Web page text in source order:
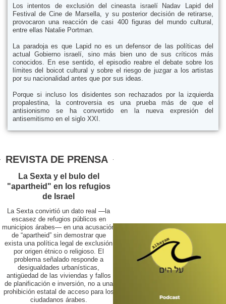
Los intentos de exclusión del cineasta israelí Nadav Lapid del
Festival de Cine de Marsella, y su posterior decisión de retirarse,
provocaron una reacción de casi 400 figuras del mundo cultural,
entre ellas Natalie Portman.
La paradoja es que Lapid no es un defensor de las políticas del
actual Gobierno israelí, sino más bien uno de sus críticos más
conocidos. En ese sentido, el episodio reabre el debate sobre los
límites del boicot cultural y sobre el riesgo de juzgar a los artistas
por su nacionalidad antes que por sus ideas.
Porque si incluso los disidentes son rechazados por la izquierda
propalestina, la controversia es una prueba más de que el
antisionismo se ha convertido en la nueva expresión del
antisemitismo en el siglo XXI.
REVISTA DE PRENSA
La Sexta y el bulo del
"apartheid" en los refugios
de Israel
La Sexta convirtió un dato real —la
escasez de refugios públicos en
municipios árabes— en una acusación
de “apartheid” sin demostrar que
exista una política legal de exclusión
por origen étnico o religioso. El
problema señalado responde a
desigualdades urbanísticas,
antigüedad de las viviendas y fallos
de planificación e inversión, no a una
prohibición estatal de acceso para los
ciudadanos árabes.